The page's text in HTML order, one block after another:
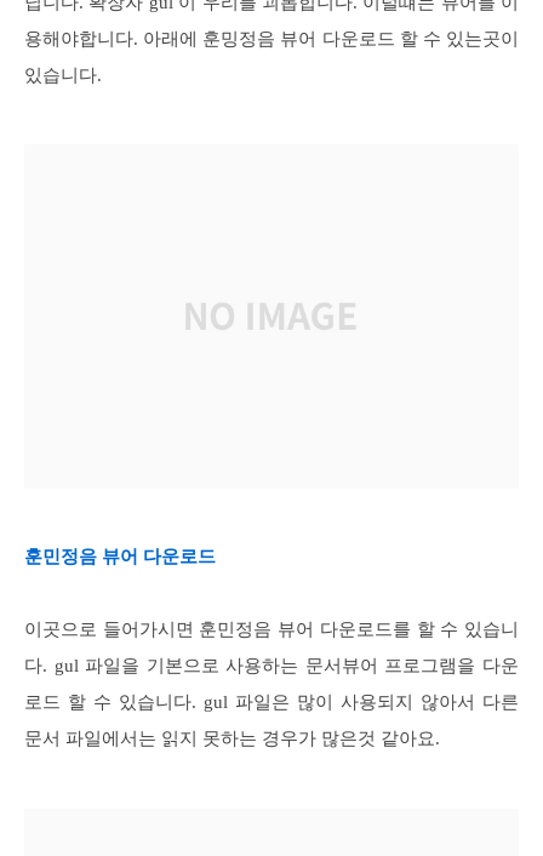
용해야합니다. 아래에 훈밍정음 뷰어 다운로드 할 수 있는곳이
있습니다.
훈민정음 뷰어 다운로드
이곳으로 들어가시면 훈민정음 뷰어 다운로드를 할 수 있습니
다. gul 파일을 기본으로 사용하는 문서뷰어 프로그램을 다운
로드 할 수 있습니다. gul 파일은 많이 사용되지 않아서 다른
문서 파일에서는 읽지 못하는 경우가 많은것 같아요.